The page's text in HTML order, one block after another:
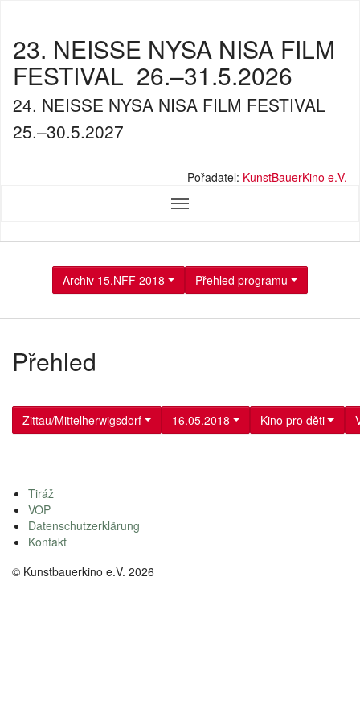
23. NEISSE NYSA NISA FILM
FESTIVAL 26.–31.5.2026
24. NEISSE NYSA NISA FILM FESTIVAL
25.–30.5.2027
Pořadatel: KunstBauerKino e.V.
Archiv 15.NFF 2018 Přehled programu
Přehled
Zittau/Mittelherwigsdorf 16.05.2018 Kino pro děti
Tiráž
VOP
Datenschutzerklärung
Kontakt
© Kunstbauerkino e.V. 2026